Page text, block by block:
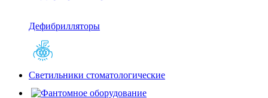
Дефибрилляторы
Светильники стоматологические